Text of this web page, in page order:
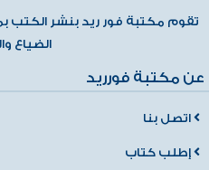
تقوم مكتبة فور ريد بنشر الكتب
الضياع
عن مكتبة فورريد
اتصل بنا
إطلب كتاب